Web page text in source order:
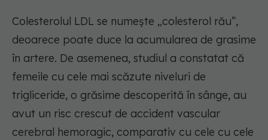
Colesterolul LDL se numește „colesterol rău”,
deoarece poate duce la acumularea de grasime
în artere. De asemenea, studiul a constatat că
femeile cu cele mai scăzute niveluri de
trigliceride, o grăsime descoperită în sânge, au
avut un risc crescut de accident vascular
cerebral hemoragic, comparativ cu cele cu cele